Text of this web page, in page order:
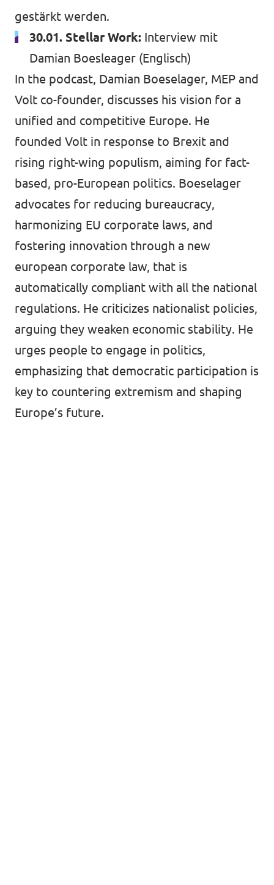
gestärkt werden.
30.01. Stellar Work: Interview mit
Damian Boesleager (Englisch)
In the podcast, Damian Boeselager, MEP and
Volt co-founder, discusses his vision for a
unified and competitive Europe. He
founded Volt in response to Brexit and
rising right-wing populism, aiming for fact-
based, pro-European politics. Boeselager
advocates for reducing bureaucracy,
harmonizing EU corporate laws, and
fostering innovation through a new
european corporate law, that is
automatically compliant with all the national
regulations. He criticizes nationalist policies,
arguing they weaken economic stability. He
urges people to engage in politics,
emphasizing that democratic participation is
key to countering extremism and shaping
Europe’s future.